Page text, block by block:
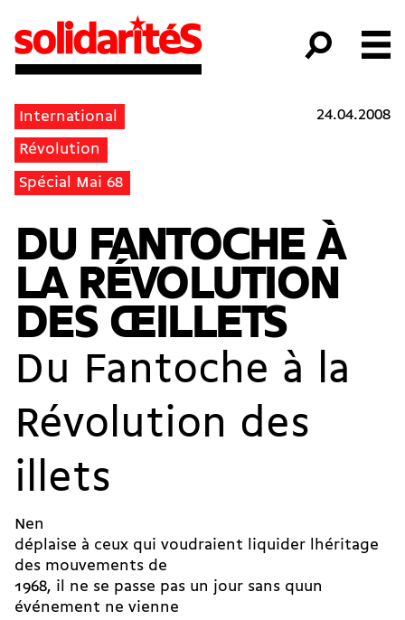
International
Révolution
Spécial Mai 68
24.04.2008
DU FANTOCHE À
LA RÉVOLUTION
DES ŒILLETS
Du Fantoche à la
Révolution des
illets
Nen
déplaise à ceux qui voudraient liquider lhéritage
des mouvements de
1968, il ne se passe pas un jour sans quun
événement ne vienne